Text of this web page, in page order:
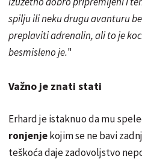
spilju ili neku drugu avanturu
preplaviti adrenalin, ali to je
besmisleno je."
Važno je znati stati
Erhard je istaknuo da mu
ronjenjekojim se ne bavi
teškoća daje zadovoljstvo